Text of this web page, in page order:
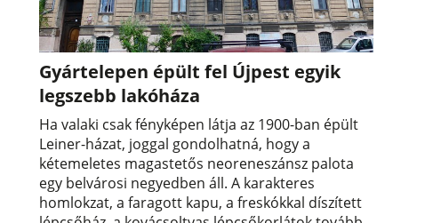
Gyártelepen épült fel Újpest egyik
legszebb lakóháza
Ha valaki csak fényképen látja az 1900-ban épült
Leiner-házat, joggal gondolhatná, hogy a
kétemeletes magastetős neoreneszánsz palota
egy belvárosi negyedben áll. A karakteres
homlokzat, a faragott kapu, a freskókkal díszített